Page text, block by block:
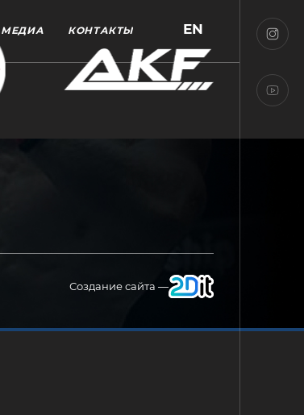
МЕДИА КОНТАКТЫ EN
Создание сайта —